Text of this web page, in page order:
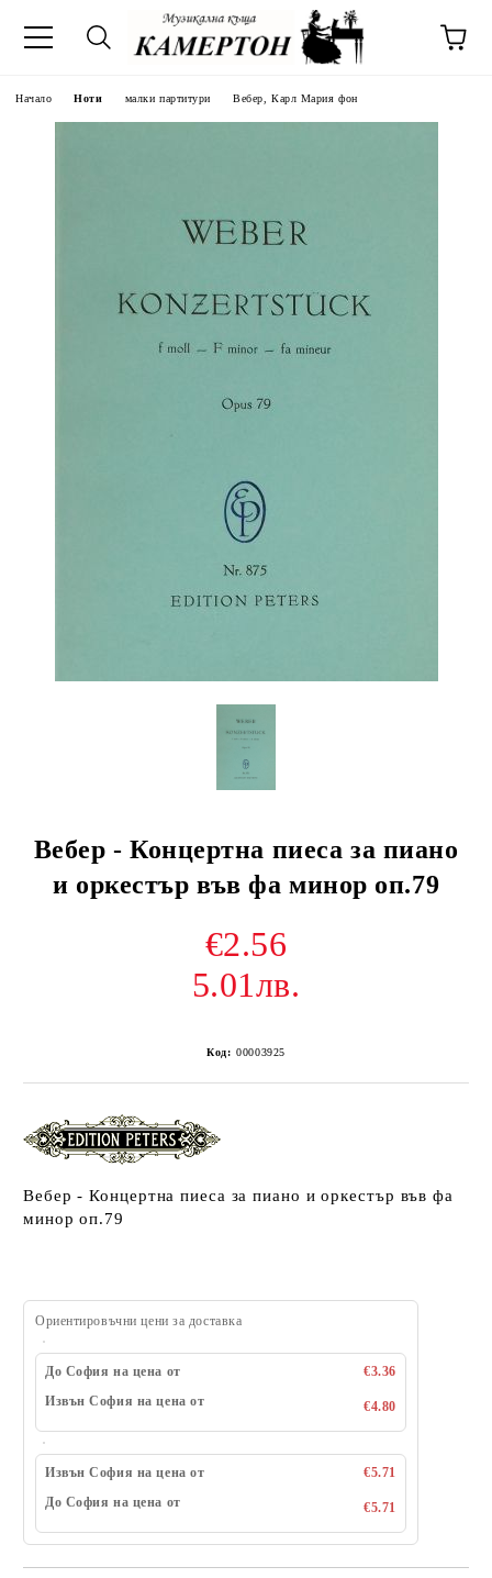
Начало Ноти малки партитури Вебер, Карл Мария фон
Вебер - Концертна пиеса за пиано
и оркестър във фа минор оп.79
€2.56
5.01лв.
Код: 00003925
Вебер - Концертна пиеса за пиано и оркестър във фа
минор оп.79
Ориентировъчни цени за доставка
До София на цена от
€3.36
Извън София на цена от
€4.80
Извън София на цена от
€5.71
До София на цена от
€5.71